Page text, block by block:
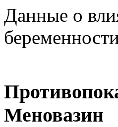
Данные о
Меновазин